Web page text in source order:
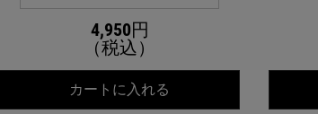
ン コンセントレート 12.5Ｃ
4,950円
（税込）
カートに入れる キールズ ミッドナイ